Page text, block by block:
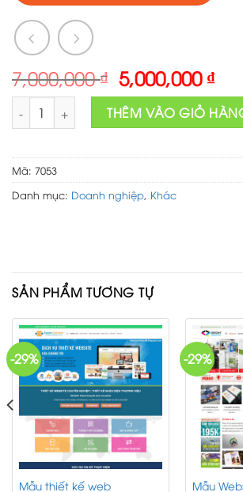
7,000,000₫ Original
price
was:
7,000,000 ₫.
5,000,000₫
is:
Theme wordpress khóa học phong thủy
THÊM VÀO GIỎ
Mã: 7053
Danh mục: Doanh nghiệp, Khác
SẢN PHẨM TƯƠNG TỰ
-29%
Mẫu thiết kế web
-29%
Mẫu